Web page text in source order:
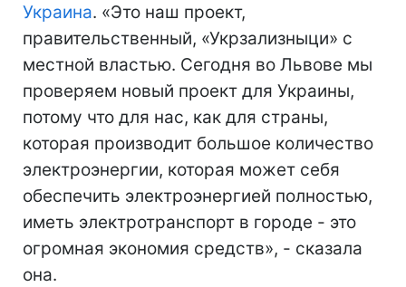
Украина. «Это наш проект,
правительственный, «Укрзализныци» с
местной властью. Сегодня во Львове мы
проверяем новый проект для Украины,
потому что для нас, как для страны,
которая производит большое количество
электроэнергии, которая может себя
обеспечить электроэнергией полностью,
иметь электротранспорт в городе - это
огромная экономия средств», - сказала
она.